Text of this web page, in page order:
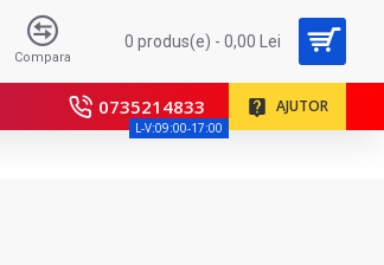
Compara
0 produs(e) - 0,00 Lei
0735214833
L-V:09:00-17:00
AJUTOR